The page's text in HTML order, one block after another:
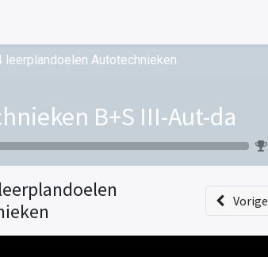
leerplandoelen Autotechnieken
B+S III-Aut-da
Vorige